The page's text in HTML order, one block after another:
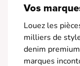
Vos
Louez les
milliers de
denim
marques